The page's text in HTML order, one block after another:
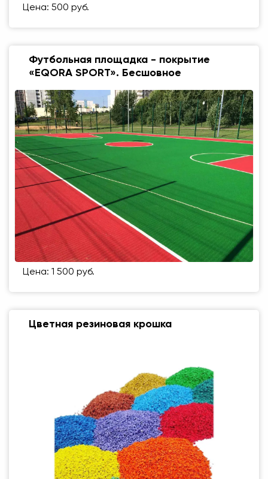
Цена: 500 руб.
Футбольная площадка - покрытие
«EQORA SPORT». Бесшовное
Цена: 1 500 руб.
Цветная резиновая крошка